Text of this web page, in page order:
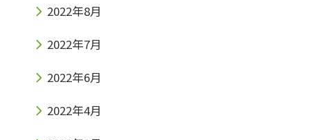
2022年8月
2022年7月
2022年6月
2022年4月